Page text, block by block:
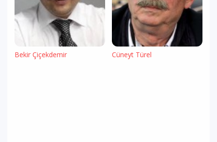
Bekir Çiçekdemir Cüneyt Türel